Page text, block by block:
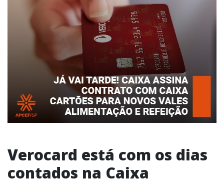
Verocard está com os dias
contados na Caixa